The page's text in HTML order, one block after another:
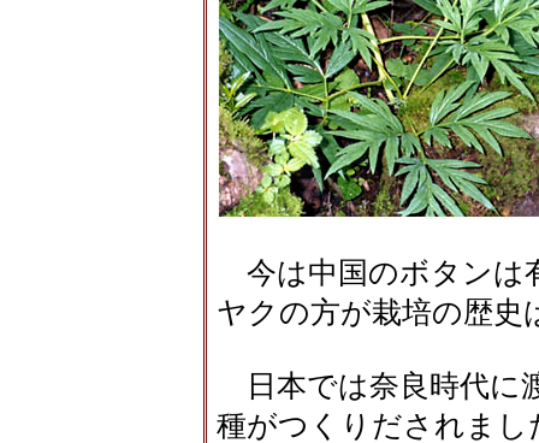
今は中国のボタンは
ヤクの方が栽培の歴史
日本では奈良時代に
種がつくりだされまし